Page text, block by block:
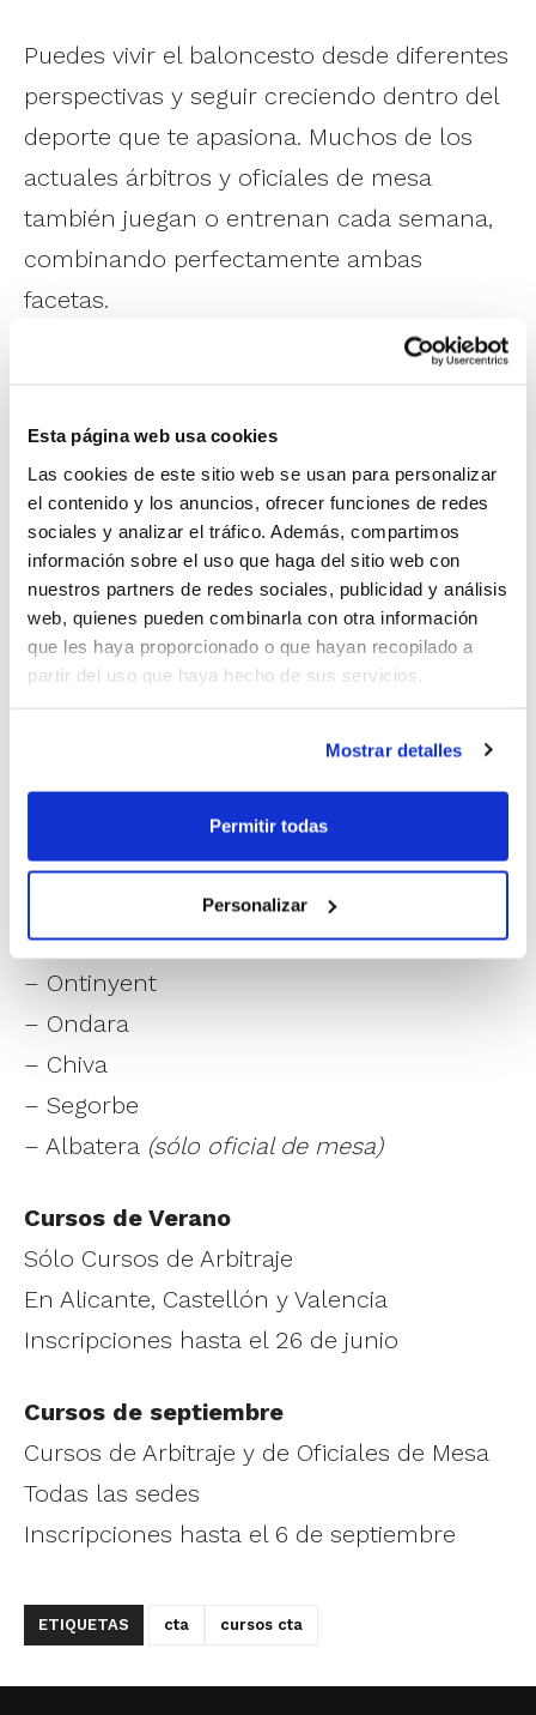
Esta página web usa cookies
Las cookies de este sitio web se usan para personalizar
el contenido y los anuncios, ofrecer funciones de redes
sociales y analizar el tráfico. Además, compartimos
información sobre el uso que haga del sitio web con
nuestros partners de redes sociales, publicidad y análisis
web, quienes pueden combinarla con otra información
que les haya proporcionado o que hayan recopilado a
partir del uso que haya hecho de sus servicios.
Mostrar detalles
Permitir todas
Personalizar
Puedes vivir el baloncesto desde diferentes
perspectivas y seguir creciendo dentro del
deporte que te apasiona. Muchos de los
actuales árbitros y oficiales de mesa
también juegan o entrenan cada semana,
combinando perfectamente ambas
facetas.
Cursos de Arbitraje y Oficial
oportunidad para dar un paso más en tu
relación con el baloncesto y descubrir otra
manera de disfrutar en la pista.Se
combina la formación online y
presencial, con el objetivo de ofrecer una
preparación completa y adaptada a las
Cursos se desarrollarán simultáneamente
(oficial de mesa con plazas
limitadas)
– Castellón
– Ontinyent
– Ondara
– Chiva
– Segorbe
– Albatera (sólo oficial de mesa)
Cursos de Verano
Sólo Cursos de Arbitraje
En Alicante, Castellón y Valencia
Inscripciones hasta el 26 de junio
Cursos de septiembre
Cursos de Arbitraje y de Oficiales de Mesa
Todas las sedes
Inscripciones hasta el 6 de septiembre
ETIQUETAS cta cursos cta